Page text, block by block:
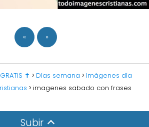
« »
✝️ Días semana
Imágenes día
imagenes sabado con frases
Subir